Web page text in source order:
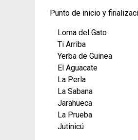
Punto de inicio y
Loma del Gato
Ti Arriba
Yerba de Guinea
El Aguacate
La Perla
La Sabana
Jarahueca
La Prueba
Jutinicú